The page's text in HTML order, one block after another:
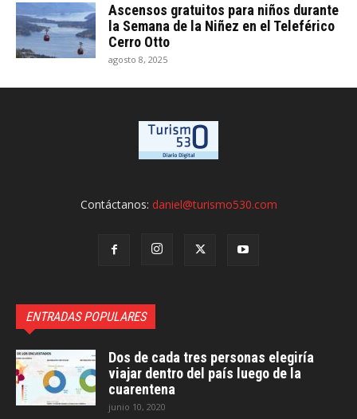
Ascensos gratuitos para niños durante
la Semana de la Niñez en el Teleférico
Cerro Otto
agosto 8, 2025
Contáctanos: daniel@turismo530.com
ENTRADAS POPULARES
Dos de cada tres personas elegiría
viajar dentro del país luego de la
cuarentena
junio 10, 2020